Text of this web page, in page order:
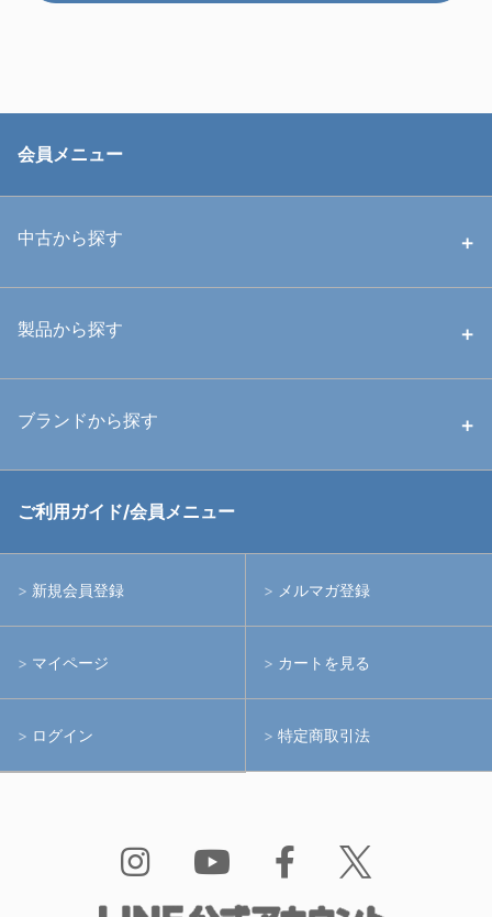
会員メニュー
中古から探す
中古ハウジング
中古アームシステム
製品から探す
ハウジング
水中用品
ブランドから探す
RGBlue
イノン
フィッシュアイ
ご利用ガイド/会員メニュー
新規会員登録 メルマガ登録
マイページ カートを見る
ログイン 特定商取引法